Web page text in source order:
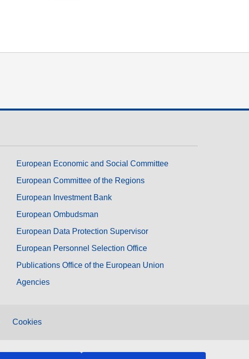
European Economic and Social Committee
European Committee of the Regions
European Investment Bank
European Ombudsman
European Data Protection Supervisor
European Personnel Selection Office
Publications Office of the European Union
Agencies
Cookies